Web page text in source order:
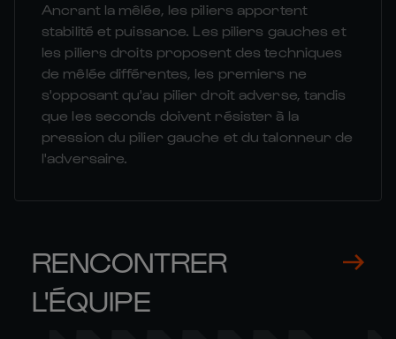
Ancrant la mêlée, les piliers apportent
stabilité et puissance. Les piliers gauches et
les piliers droits proposent des techniques
de mêlée différentes, les premiers ne
s'opposant qu'au pilier droit adverse, tandis
que les seconds doivent résister à la
pression du pilier gauche et du talonneur de
l'adversaire.
RENCONTRER
L'ÉQUIPE